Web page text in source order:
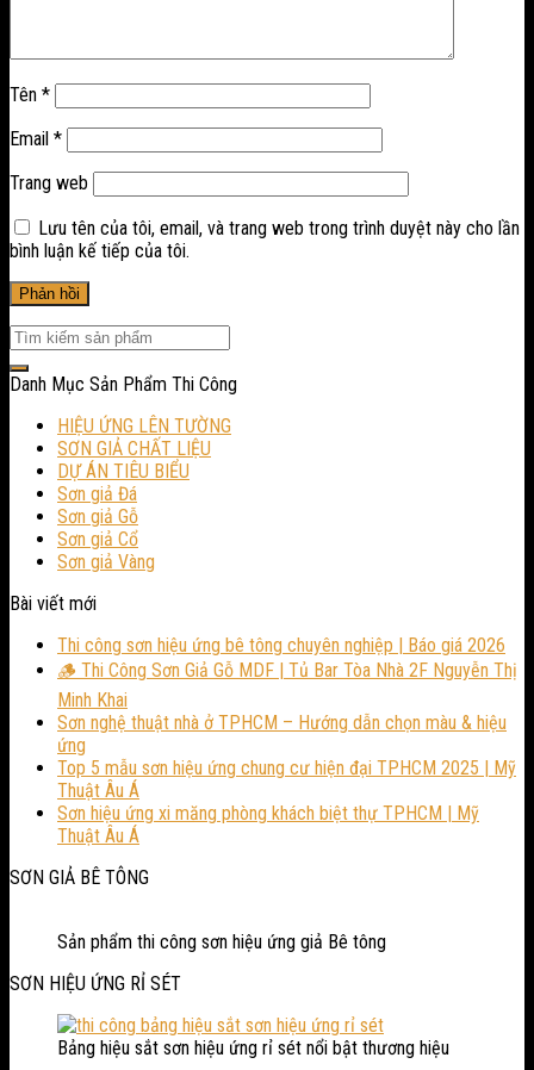
Tên *
Email *
Trang web
Lưu tên của tôi, email, và trang web trong trình duyệt này cho lần
bình luận kế tiếp của tôi.
Danh Mục Sản Phẩm Thi Công
HIỆU ỨNG LÊN TƯỜNG
SƠN GIẢ CHẤT LIỆU
DỰ ÁN TIÊU BIỂU
Sơn giả Đá
Sơn giả Gỗ
Sơn giả Cổ
Sơn giả Vàng
Bài viết mới
Thi công sơn hiệu ứng bê tông chuyên nghiệp | Báo giá 2026
🪵 Thi Công Sơn Giả Gỗ MDF | Tủ Bar Tòa Nhà 2F Nguyễn Thị
Minh Khai
Sơn nghệ thuật nhà ở TPHCM – Hướng dẫn chọn màu & hiệu
ứng
Top 5 mẫu sơn hiệu ứng chung cư hiện đại TPHCM 2025 | Mỹ
Thuật Âu Á
Sơn hiệu ứng xi măng phòng khách biệt thự TPHCM | Mỹ
Thuật Âu Á
SƠN GIẢ BÊ TÔNG
Sản phẩm thi công sơn hiệu ứng giả Bê tông
SƠN HIỆU ỨNG RỈ SÉT
Bảng hiệu sắt sơn hiệu ứng rỉ sét nổi bật thương hiệu